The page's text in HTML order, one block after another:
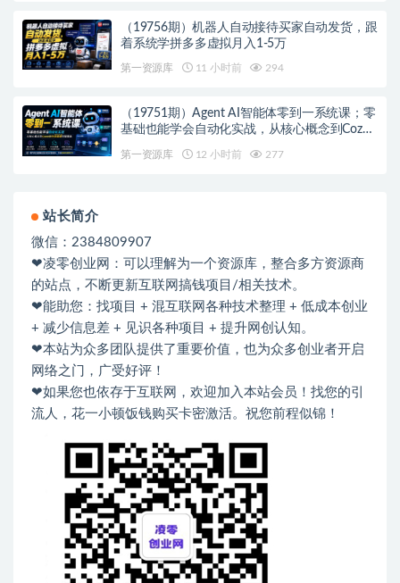
（19756期）机器人自动接待买家自动发货，跟
着系统学拼多多虚拟月入1-5万
第一资源库 11 小时前 294
（19751期）Agent AI智能体零到一系统课；零
基础也能学会自动化实战，从核心概念到Coze
第一资源库 12 小时前 277
站长简介
微信：2384809907
❤凌零创业网：可以理解为一个资源库，整合多方资源商
的站点，不断更新互联网搞钱项目/相关技术。
❤能助您：找项目 + 混互联网各种技术整理 + 低成本创业
+ 减少信息差 + 见识各种项目 + 提升网创认知。
❤本站为众多团队提供了重要价值，也为众多创业者开启
网络之门，广受好评！
❤如果您也依存于互联网，欢迎加入本站会员！找您的引
流人，花一小顿饭钱购买卡密激活。祝您前程似锦！